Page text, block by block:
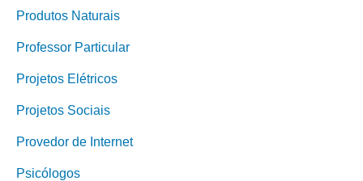
Produtos Naturais
Professor Particular
Projetos Elétricos
Projetos Sociais
Provedor de Internet
Psicólogos